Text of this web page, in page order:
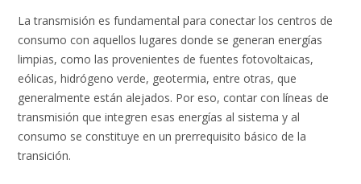
La transmisión es fundamental para conectar los centros de
consumo con aquellos lugares donde se generan energías
limpias, como las provenientes de fuentes fotovoltaicas,
eólicas, hidrógeno verde, geotermia, entre otras, que
generalmente están alejados. Por eso, contar con líneas de
transmisión que integren esas energías al sistema y al
consumo se constituye en un prerrequisito básico de la
transición.